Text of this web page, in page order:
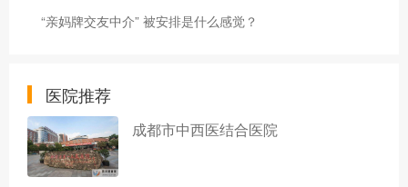
“亲妈牌交友中介” 被安排是什么感觉？
医院推荐
成都市中西医结合医院